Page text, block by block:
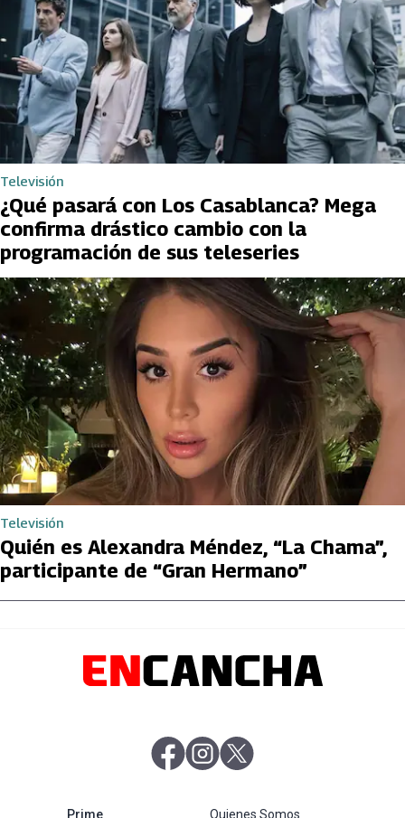
Televisión
¿Qué pasará con Los Casablanca? Mega
confirma drástico cambio con la
programación de sus teleseries
Televisión
Quién es Alexandra Méndez, “La Chama”,
participante de “Gran Hermano”
abre en nueva pestaña
abre en nueva pestaña
Primeabre en nueva pestañaQuienes Somos